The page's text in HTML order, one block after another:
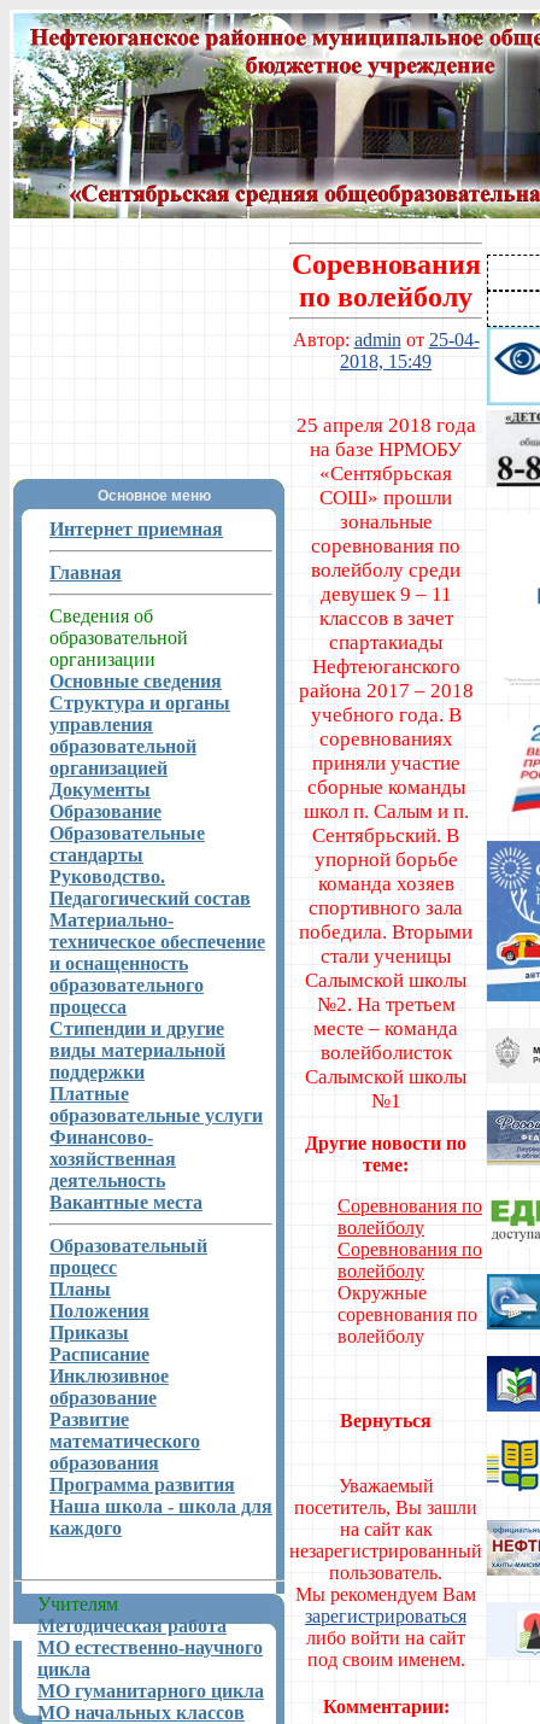
Основное меню
Интернет приемная
Главная
Сведения об
образовательной
организации
Основные сведения
Структура и органы
управления
образовательной
организацией
Документы
Образование
Образовательные
стандарты
Руководство.
Педагогический состав
Материально-
техническое обеспечение
и оснащенность
образовательного
процесса
Стипендии и другие
виды материальной
поддержки
Платные
образовательные услуги
Финансово-
хозяйственная
деятельность
Вакантные места
Образовательный
процесс
Планы
Положения
Приказы
Расписание
Инклюзивное
образование
Развитие
математического
образования
Программа развития
Наша школа - школа для
каждого
Учителям
Методическая работа
МО естественно-научного
цикла
МО гуманитарного цикла
МО начальных классов
Соревнования
по волейболу
Автор: admin от 25-04-
2018, 15:49
25 апреля 2018 года
на базе НРМОБУ
«Сентябрьская
СОШ» прошли
зональные
соревнования по
волейболу среди
девушек 9 – 11
классов в зачет
спартакиады
Нефтеюганского
района 2017 – 2018
учебного года. В
соревнованиях
приняли участие
сборные команды
школ п. Салым и п.
Сентябрьский. В
упорной борьбе
команда хозяев
спортивного зала
победила. Вторыми
стали ученицы
Салымской школы
№2. На третьем
месте – команда
волейболисток
Салымской школы
№1
Другие новости по
теме:
Соревнования по
волейболу
Соревнования по
волейболу
Окружные
соревнования по
волейболу
Вернуться
Уважаемый
посетитель, Вы зашли
на сайт как
незарегистрированный
пользователь.
Мы рекомендуем Вам
зарегистрироваться
либо войти на сайт
под своим именем.
Комментарии: